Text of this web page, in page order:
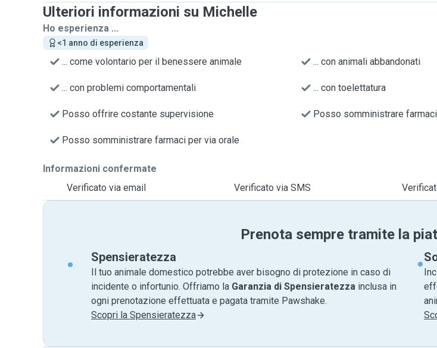
Ulteriori informazioni su Michelle
Ho esperienza ...
<1 anno di esperienza
... come volontario per il benessere animale ... con animali abbandonati
... con problemi comportamentali ... con toelettatura
Posso offrire costante supervisione Posso somministrare
Posso somministrare farmaci per via orale
Informazioni confermate
Verificato via email
Verificato via SMS
Prenota sempre tramite la
Spensieratezza
Il tuo animale domestico potrebbe aver bisogno di protezione in caso di
incidente o infortunio. Offriamo la Garanzia di Spensieratezza inclusa in
ogni prenotazione effettuata e pagata tramite Pawshake.
Scopri la Spensieratezza